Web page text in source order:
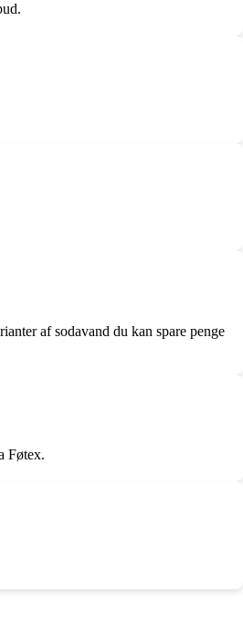
af sodavand du kan spare penge
Føtex.